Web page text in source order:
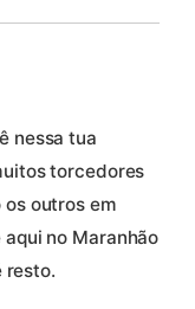
nessa tua
torcedores
outros em
no Maranhão
resto.